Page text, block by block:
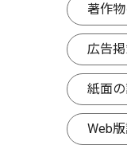
著作
広告
紙面
Web